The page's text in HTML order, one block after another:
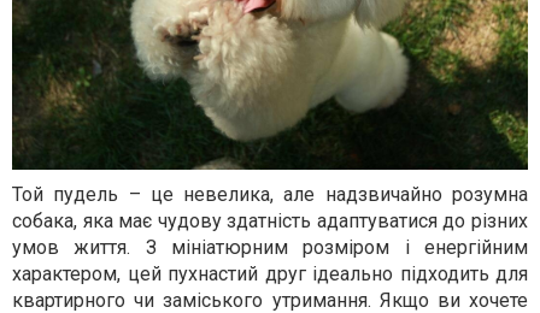
Той пудель – це невелика, але надзвичайно розумна
собака, яка має чудову здатність адаптуватися до різних
умов життя. З мініатюрним розміром і енергійним
характером, цей пухнастий друг ідеально підходить для
квартирного чи заміського утримання. Якщо ви хочете